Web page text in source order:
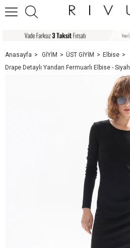
Anasayfa GİYİM ÜST GİYİM
Elbise
Drape Detaylı Yandan Fermuarlı Elbise - Siyah